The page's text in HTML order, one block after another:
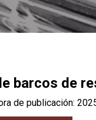
barcos de
de publicación: